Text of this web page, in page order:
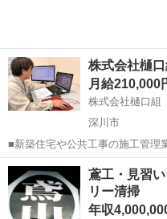
株式会社樋
月給210,000
株式会社樋口組
深川市
■新築住宅や公共工事の施工管理業
的には] ●工程・品質・安全管理 ●協力業者との調整業務 ●現場全体の
マネジメント 深川市、沼田町、北竜町、雨竜町の公共施設や個人宅の
工事が中心。 ...
北海道 深川市 施工管理
鳶工・見習
リー清掃
年収